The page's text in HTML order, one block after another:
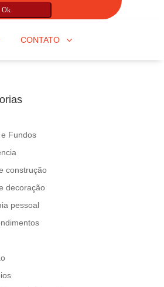
Ok
CONTATO
Fundos
construção
decoração
pessoal